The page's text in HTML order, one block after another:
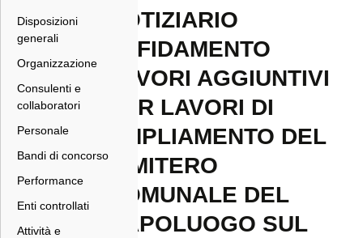
Disposizioni
generali
Organizzazione
Consulenti e
collaboratori
Personale
Bandi di concorso
Performance
Enti controllati
Attività e
NOTIZIARIO
AFFIDAMENTO
LAVORI AGGIUNTIVI
PER LAVORI DI
AMPLIAMENTO DEL
CIMITERO
COMUNALE DEL
CAPOLUOGO SUL